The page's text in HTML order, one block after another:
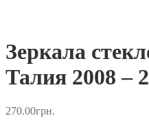
Зеркала
Талия 2008 –
270.00грн.